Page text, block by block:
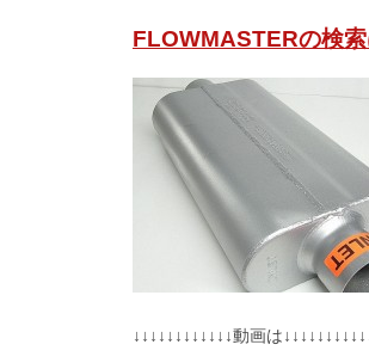
FLOWMASTERの検
↓↓↓↓↓↓↓↓↓↓↓↓動画は